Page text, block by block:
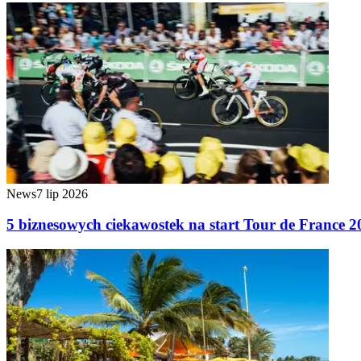
News7 lip 2026
5 biznesowych ciekawostek na start Tour de France